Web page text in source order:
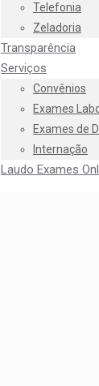
Telefonia
Zeladoria
Transparência
Serviços
Convênios
Exames
Exames de
Internação
Laudo Exames